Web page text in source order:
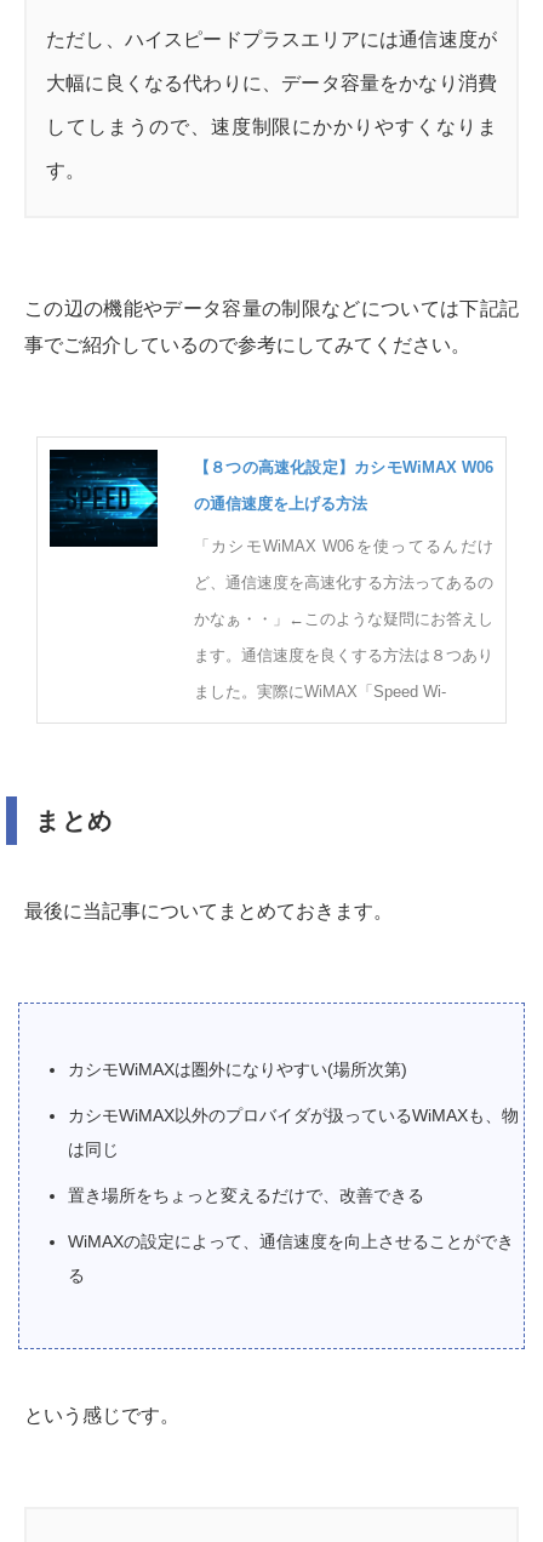
ただし、ハイスピードプラスエリアには通信速度が
大幅に良くなる代わりに、データ容量をかなり消費
してしまうので、速度制限にかかりやすくなりま
す。
この辺の機能やデータ容量の制限などについては下記記
事でご紹介しているので参考にしてみてください。
【８つの高速化設定】カシモWiMAX W06
の通信速度を上げる方法
「カシモWiMAX W06を使ってるんだけ
ど、通信速度を高速化する方法ってあるの
かなぁ・・」←このような疑問にお答えし
ます。通信速度を良くする方法は８つあり
ました。実際にWiMAX「Speed Wi-
まとめ
最後に当記事についてまとめておきます。
カシモWiMAXは圏外になりやすい(場所次第)
カシモWiMAX以外のプロバイダが扱っているWiMAXも、物
は同じ
置き場所をちょっと変えるだけで、改善できる
WiMAXの設定によって、通信速度を向上させることができ
る
という感じです。